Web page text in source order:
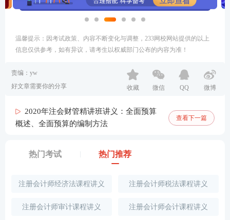
温馨提示：因考试政策、内容不断变化与调整，233网校网站提供的以上
信息仅供参考，如有异议，请考生以权威部门公布的内容为准！
责编：yw
好文章需要你的分享
收藏 微信 QQ 微博
2020年注会财管精讲班讲义：全面预算
概述、全面预算的编制方法
查看下一篇
热门考试 热门推荐
注册会计师经济法课程讲义 注册会计师税法课程讲义
注册会计师审计课程讲义 注册会计师会计课程讲义